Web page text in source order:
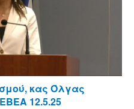
κας Όλγας
12.5.25